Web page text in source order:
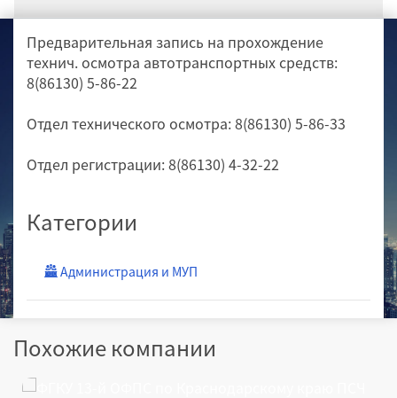
Предварительная запись на прохождение
технич. осмотра автотранспортных средств:
8(86130) 5-86-22
Отдел технического осмотра: 8(86130) 5-86-33
Отдел регистрации: 8(86130) 4-32-22
Категории
Администрация и МУП
Похожие компании